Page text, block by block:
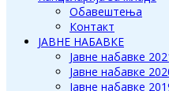
Обавештења
Контакт
ЈАВНЕ НАБАВКЕ
Јавне набавке
Јавне набавке
Јавне набавке